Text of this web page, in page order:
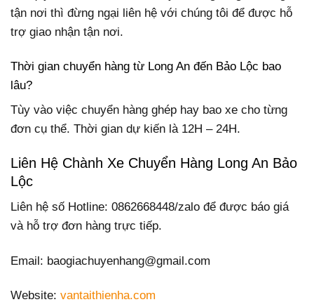
tận nơi thì đừng ngại liên hệ với chúng tôi để được hỗ
trợ giao nhận tận nơi.
Thời gian chuyển hàng từ Long An đến Bảo Lộc bao
lâu?
Tùy vào việc chuyển hàng ghép hay bao xe cho từng
đơn cụ thể. Thời gian dự kiến là 12H – 24H.
Liên Hệ Chành Xe Chuyển Hàng Long An Bảo
Lộc
Liên hệ số Hotline: 0862668448/zalo để được báo giá
và hỗ trợ đơn hàng trực tiếp.
Email: baogiachuyenhang@gmail.com
Website: vantaithienha.com